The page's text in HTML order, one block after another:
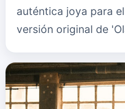
auténtica joya para
versión original de